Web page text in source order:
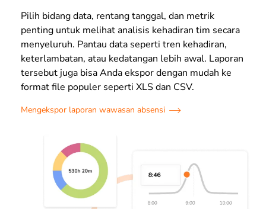
Pilih bidang data, rentang tanggal, dan metrik
penting untuk melihat analisis kehadiran tim secara
menyeluruh. Pantau data seperti tren kehadiran,
keterlambatan, atau kedatangan lebih awal. Laporan
tersebut juga bisa Anda ekspor dengan mudah ke
format file populer seperti XLS dan CSV.
Mengekspor laporan wawasan absensi